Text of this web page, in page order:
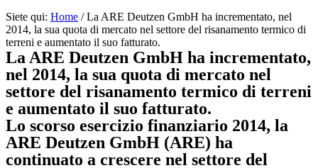
Siete qui: Home /La ARE Deutzen GmbH ha incrementato, nel
2014, la sua quota di mercato nel settore del risanamento termico di
terreni e aumentato il suo fatturato.
La ARE Deutzen GmbH ha incrementato,
nel 2014, la sua quota di mercato nel
settore del risanamento termico di terreni
e aumentato il suo fatturato.
Lo scorso esercizio finanziario 2014, la
ARE Deutzen GmbH (ARE) ha
continuato a crescere nel settore del